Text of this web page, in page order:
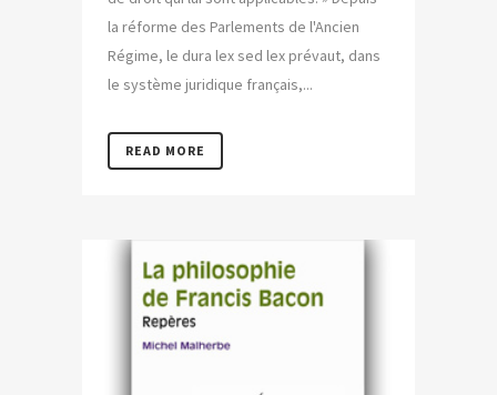
la réforme des Parlements de l'Ancien
Régime, le dura lex sed lex prévaut, dans
le système juridique français,...
READ MORE